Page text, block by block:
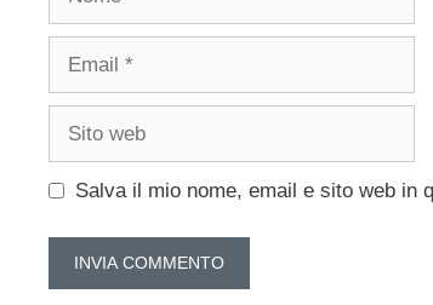
Email
Sito
Salva il mio nome, email e sito web in